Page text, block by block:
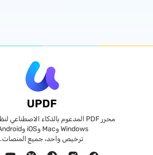
UPDF
محرر PDF المدعوم بالذكاء الاصطناعي لنظام التشغيل
Windows وMac وiOS وAndroid.
ترخيص واحد، جميع المنصات.